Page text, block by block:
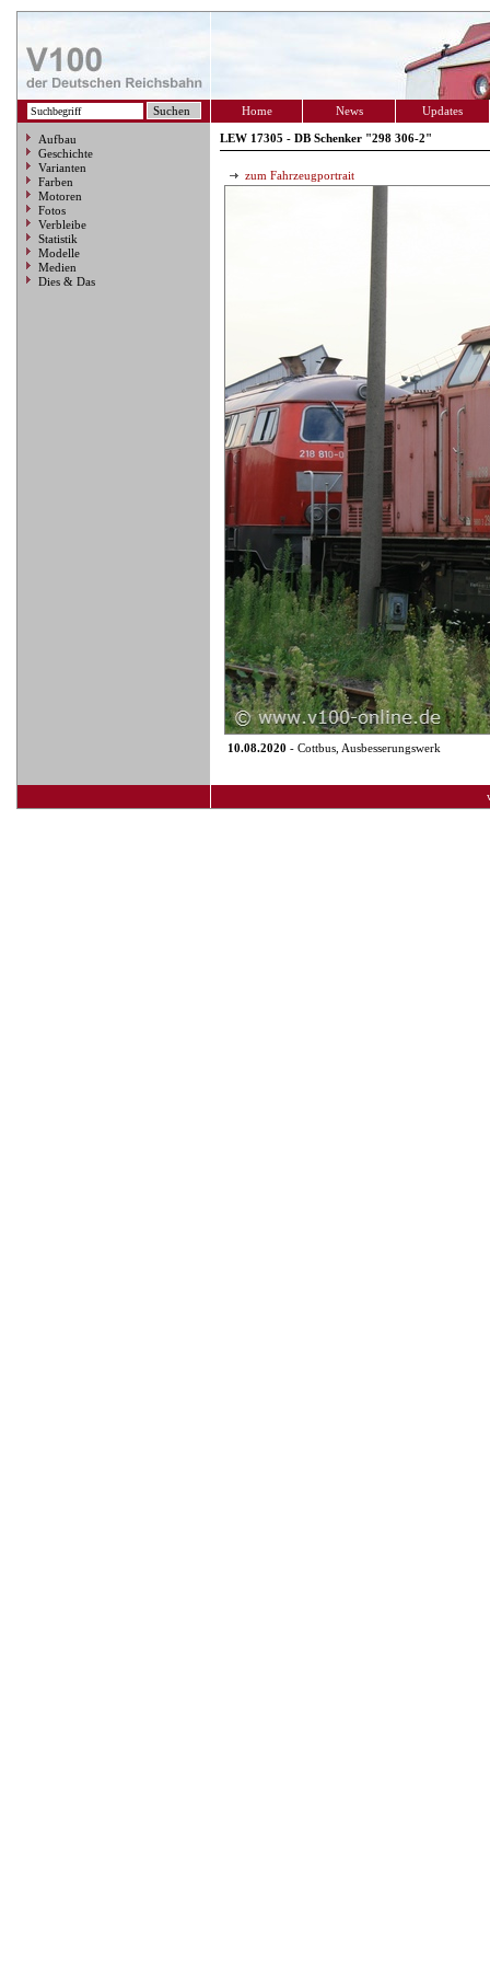
Home News Updates
Aufbau
Geschichte
Varianten
Farben
Motoren
Fotos
Verbleibe
Statistik
Modelle
Medien
Dies & Das
LEW 17305 - DB Schenker "298 306-2"
zum Fahrzeugportrait
10.08.2020 - Cottbus, Ausbesserungswerk